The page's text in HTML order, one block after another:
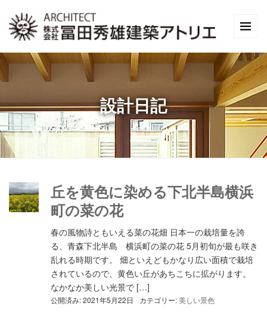
設計日記
丘を黄色に染める下北半島横浜
町の菜の花
春の風物詩ともいえる菜の花畑 日本一の栽培量を誇
る、青森下北半島 横浜町の菜の花 5月初旬が最も咲き
乱れる時期です。 畑といえどもかなり広い面積で栽培
されているので、黄色い丘があちこちに拡がります。
なかなか美しい光景で […]
公開済み: 2021年5月22日 カテゴリー:美しい景色